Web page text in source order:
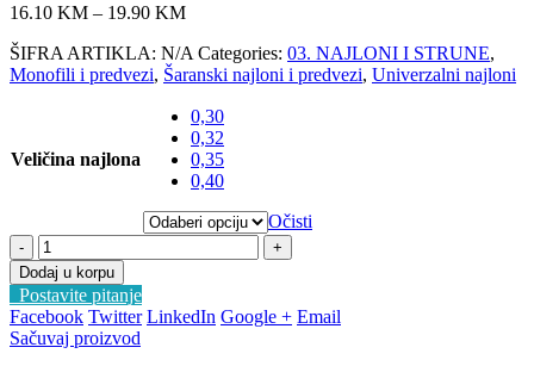
16.10 KM – 19.90 KM
ŠIFRA ARTIKLA: N/A Categories: 03. NAJLONI I STRUNE,
Monofili i predvezi, Šaranski najloni i predvezi, Univerzalni najloni
Veličina najlona
0,30
0,32
0,35
0,40
Očisti
-
+
Dodaj u korpu
Postavite pitanje
Facebook Twitter LinkedIn Google + Email
Sačuvaj proizvod